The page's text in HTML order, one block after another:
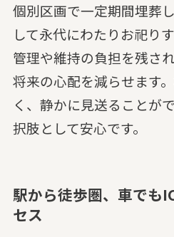
個別区画で一定期間埋葬
して永代にわたりお祀り
管理や維持の負担を残さ
将来の心配を減らせます
く、静かに見送ることが
択肢として安心です。
駅から徒歩圏、車でも
セス